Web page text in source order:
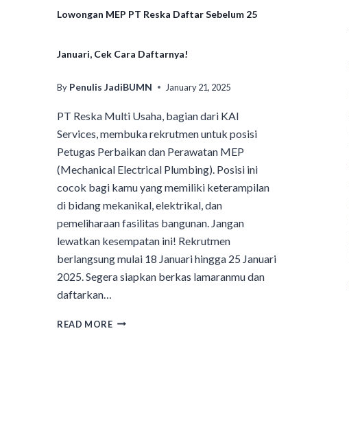
Lowongan MEP PT Reska Daftar Sebelum 25
Januari, Cek Cara Daftarnya!
By Penulis JadiBUMN January 21, 2025
PT Reska Multi Usaha, bagian dari KAI
Services, membuka rekrutmen untuk posisi
Petugas Perbaikan dan Perawatan MEP
(Mechanical Electrical Plumbing). Posisi ini
cocok bagi kamu yang memiliki keterampilan
di bidang mekanikal, elektrikal, dan
pemeliharaan fasilitas bangunan. Jangan
lewatkan kesempatan ini! Rekrutmen
berlangsung mulai 18 Januari hingga 25 Januari
2025. Segera siapkan berkas lamaranmu dan
daftarkan…
READ MORE